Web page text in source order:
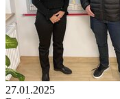
27.01.2025